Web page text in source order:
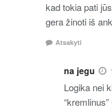
kad tokia pati
gera žinoti iš
Atsakyti
na jegu
Logika nei
“kremlinus”